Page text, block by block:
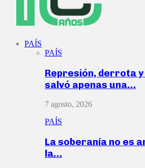
PAÍS
PAÍS
Represión, derrota
salvó apenas una…
7 agosto, 2026
PAÍS
La soberanía no es
la…